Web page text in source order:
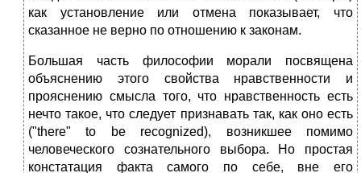
как установление или отмена показывает, что
сказанное не верно по отношению к законам.
Большая часть философии морали посвящена
объяснению этого свойства нравственности и
прояснению смысла того, что нравственность есть
нечто такое, что следует признавать так, как оно есть
("there" to be recognized), возникшее помимо
человеческого сознательного выбора. Но простая
констатация факта самого по себе, вне его